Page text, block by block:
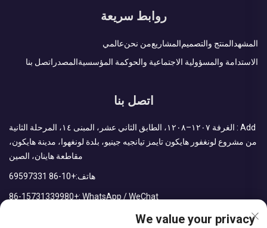
روابط سريعة
المشهدالمنتج والتصميمالمشاريعمن نحنعالمي
الاستدامة والمسؤولية الاجتماعية والحوكمة المؤسسيةالمصدر اتصل بنا
اتصل بنا
Add : الغرفة ١٢٠٧–١٢٠٨، الطابق الثاني عشر، المبنى ١٤، المرحلة الثانية
من مشروع لونغفور هايكون تايمز تيانجيه جينيو، بلدة لونغهوا، مدينة هايكون،
مقاطعة هاينان، الصين
هاتف:+86-10 69597331
WhatsApp / WeChat :
+86-15731339980
البريد الإلكتروني:We value your privacy